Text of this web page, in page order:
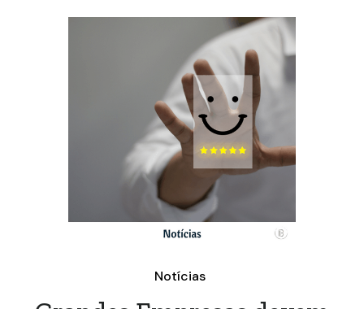
Notícias